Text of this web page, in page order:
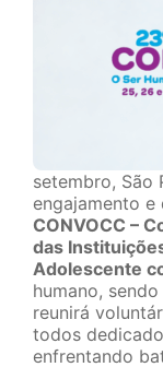
setembro, São
engajamento
CONVOCC –
das
Adolescente
humano,
reunirá
todos
enfrentando